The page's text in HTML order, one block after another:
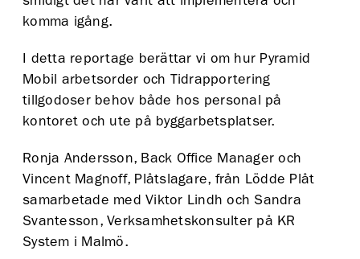
komma igång.
I detta reportage berättar vi om hur Pyramid
Mobil arbetsorder och Tidrapportering
tillgodoser behov både hos personal på
kontoret och ute på byggarbetsplatser.
Ronja Andersson, Back Office Manager och
Vincent Magnoff, Plåtslagare, från Lödde Plåt
samarbetade med Viktor Lindh och Sandra
Svantesson, Verksamhetskonsulter på KR
System i Malmö.